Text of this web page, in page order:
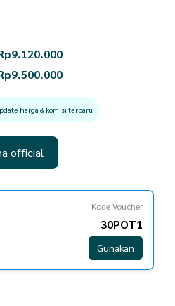
9.120.000
9.500.000
harga & komisi terbaru
official
Kode Voucher
30POT1
Gunakan